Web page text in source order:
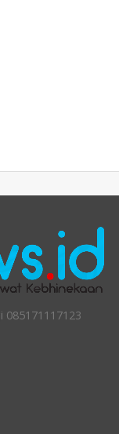
085171117123